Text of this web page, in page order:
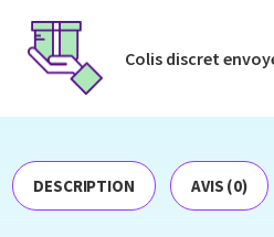
Colis discret
DESCRIPTION AVIS (0)